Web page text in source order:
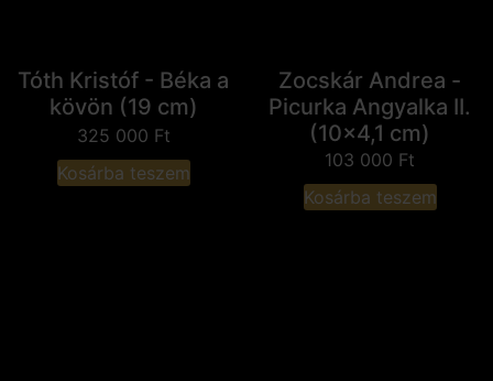
Tóth Kristóf - Béka a
kövön (19 cm)
325 000 Ft
Kosárba teszem
Zocskár Andrea -
Picurka Angyalka II.
(10x4,1 cm)
103 000 Ft
Kosárba teszem